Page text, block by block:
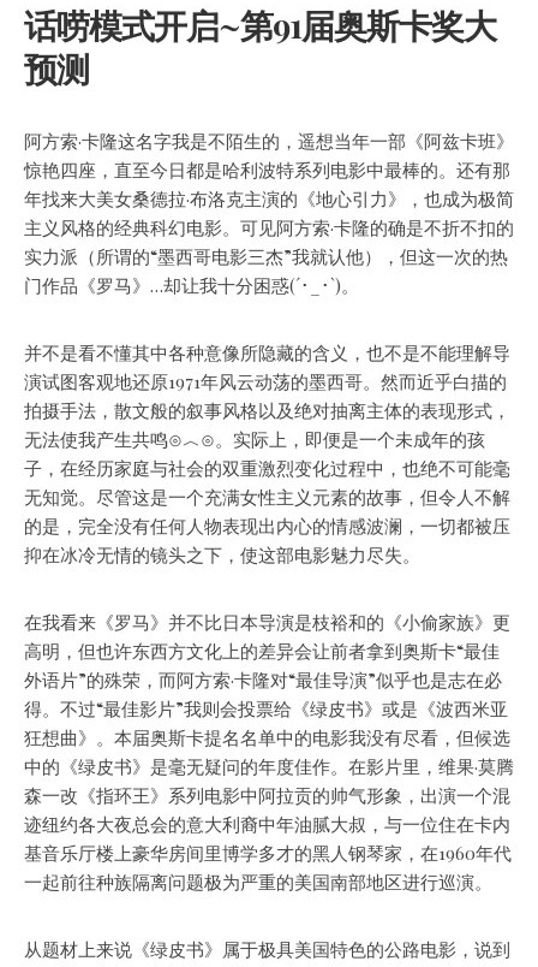
话唠模式开启~第91届奥斯卡奖大
预测
阿方索·卡隆这名字我是不陌生的，遥想当年一部《阿兹卡班》
惊艳四座，直至今日都是哈利波特系列电影中最棒的。还有那
年找来大美女桑德拉·布洛克主演的《地心引力》，也成为极简
主义风格的经典科幻电影。 可见阿方索·卡隆的确是不折不扣的
实力派（所谓的“墨西哥电影三杰”我就认他），但这一次的热
门作品《罗马》…却让我十分困惑(´･_･`)。
并不是看不懂其中各种意像所隐藏的含义，也不是不能理解导
演试图客观地还原1971年风云动荡的墨西哥。然而近乎白描的
拍摄手法，散文般的叙事风格以及绝对抽离主体的表现形式，
无法使我产生共鸣⊙︿⊙。实际上，即便是一个未成年的孩
子，在经历家庭与社会的双重激烈变化过程中，也绝不可能毫
无知觉。尽管这是一个充满女性主义元素的故事，但令人不解
的是，完全没有任何人物表现出内心的情感波澜，一切都被压
抑在冰冷无情的镜头之下，使这部电影魅力尽失。
在我看来《罗马》并不比日本导演是枝裕和的《小偷家族》更
高明，但也许东西方文化上的差异会让前者拿到奥斯卡“最佳
外语片”的殊荣，而阿方索·卡隆对“最佳导演”似乎也是志在必
得。不过“最佳影片”我则会投票给《绿皮书》或是《波西米亚
狂想曲》。本届奥斯卡提名名单中的电影我没有尽看，但候选
中的《绿皮书》是毫无疑问的年度佳作。在影片里，维果·莫腾
森一改《指环王》系列电影中阿拉贡的帅气形象，出演一个混
迹纽约各大夜总会的意大利裔中年油腻大叔，与一位住在卡内
基音乐厅楼上豪华房间里博学多才的黑人钢琴家，在1960年代
一起前往种族隔离问题极为严重的美国南部地区进行巡演。
从题材上来说《绿皮书》属于极具美国特色的公路电影，说到